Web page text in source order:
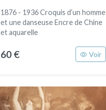
1876 - 1936 Croquis d’un homme
et une danseuse Encre de Chine
et aquarelle
60 € Voir